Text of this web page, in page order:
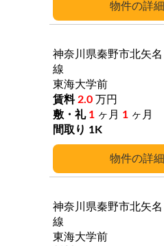
詳細
詳細
神奈川県秦野市北矢名
線
東海大学前
2.0 万円
1 ヶ月 1 ヶ月
1K
神奈川県秦野市北矢名
線
東海大学前